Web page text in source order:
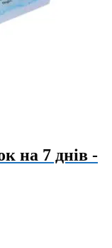
на 7 днів -